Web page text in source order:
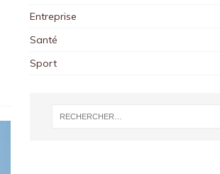
Entreprise
Santé
Sport